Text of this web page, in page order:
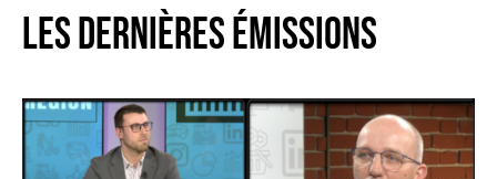
LES DERNIÈRES émissions